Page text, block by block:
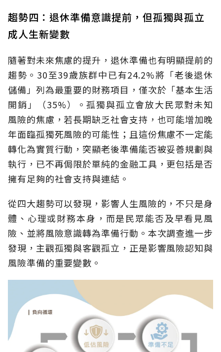
趨勢四：退休準備意識提前，但孤獨與孤立
成人生新變數
隨著對未來焦慮的提升，退休準備也有明顯提前的
趨勢。30至39歲族群中已有24.2%將「老後退休
儲備」列為最重要的財務項目，僅次於「基本生活
開銷」（35%）。孤獨與孤立會放大民眾對未知
風險的焦慮，若長期缺乏社會支持，也可能增加晚
年面臨孤獨死風險的可能性；且這份焦慮不一定能
轉化為實質行動，突顯老後準備能否被妥善規劃與
執行，已不再侷限於單純的金融工具，更包括是否
擁有足夠的社會支持與連結。
從四大趨勢可以發現，影響人生風險的，不只是身
體、心理或財務本身，而是民眾能否及早看見風
險、並將風險意識轉為準備行動。本次調查進一步
發現，主觀孤獨與客觀孤立，正是影響風險認知與
風險準備的重要變數。